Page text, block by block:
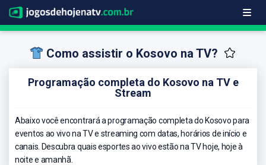
Como assistir o Kosovo na TV?
Programação completa do Kosovo na TV e
Stream
Abaixo você encontrará a programação completa do Kosovo para
eventos ao vivo na TV e streaming com datas, horários de início e
canais. Descubra quais esportes ao vivo estão na TV hoje, hoje à
noite e amanhã.